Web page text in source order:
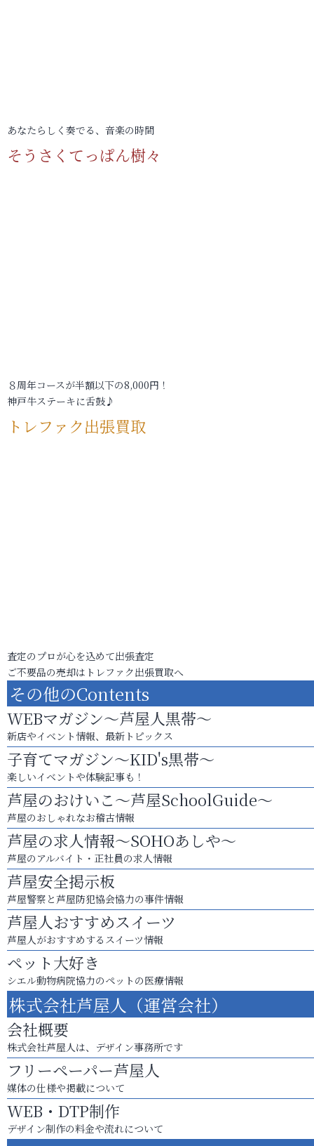
あなたらしく奏でる、音楽の時間
そうさくてっぱん樹々
８周年コースが半額以下の8,000円！
神戸牛ステーキに舌鼓♪
トレファク出張買取
査定のプロが心を込めて出張査定
ご不要品の売却はトレファク出張買取へ
その他のContents
WEBマガジン～芦屋人黒帯～
新店やイベント情報、最新トピックス
子育てマガジン～KID's黒帯～
楽しいイベントや体験記事も！
芦屋のおけいこ～芦屋SchoolGuide～
芦屋のおしゃれなお稽古情報
芦屋の求人情報～SOHOあしや～
芦屋のアルバイト・正社員の求人情報
芦屋安全掲示板
芦屋警察と芦屋防犯協会協力の事件情報
芦屋人おすすめスイーツ
芦屋人がおすすめするスイーツ情報
ペット大好き
シエル動物病院協力のペットの医療情報
株式会社芦屋人（運営会社）
会社概要
株式会社芦屋人は、デザイン事務所です
フリーペーパー芦屋人
媒体の仕様や掲載について
WEB・DTP制作
デザイン制作の料金や流れについて